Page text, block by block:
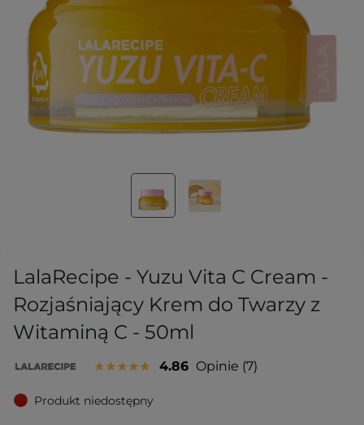
LalaRecipe - Yuzu Vita C Cream -
Rozjaśniający Krem do Twarzy z
Witaminą C - 50ml
4.86 Opinie 7
Produkt niedostępny